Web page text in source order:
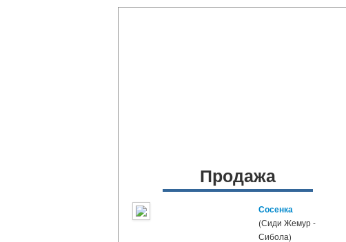
Продажа
Сосенка
(Сиди Жемур -
Сибола)